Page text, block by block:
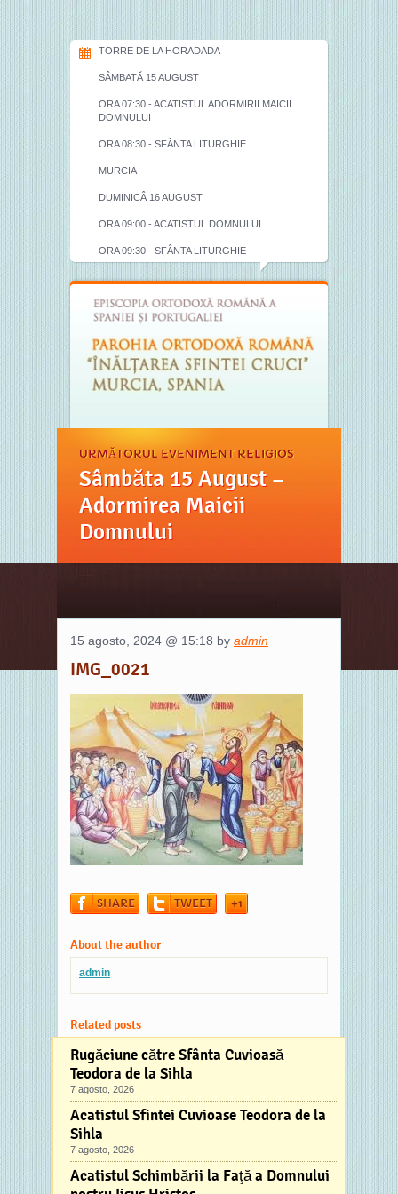
TORRE DE LA HORADADA
SÂMBATĂ 15 AUGUST
ORA 07:30 - ACATISTUL ADORMIRII MAICII
DOMNULUI
ORA 08:30 - SFÂNTA LITURGHIE
MURCIA
DUMINICÂ 16 AUGUST
ORA 09:00 - ACATISTUL DOMNULUI
ORA 09:30 - SFÂNTA LITURGHIE
URMĂTORUL EVENIMENT RELIGIOS
Sâmbăta 15 August –
Adormirea Maicii
Domnului
15 agosto, 2024 @ 15:18 by admin
IMG_0021
SHARE TWEET +1
About the author
admin
Related posts
Rugăciune către Sfânta Cuvioasă
Teodora de la Sihla
7 agosto, 2026
Acatistul Sfintei Cuvioase Teodora de la
Sihla
7 agosto, 2026
Acatistul Schimbării la Faţă a Domnului